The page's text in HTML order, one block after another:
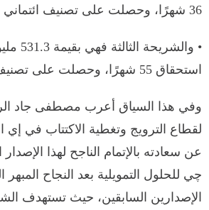
36 شهرًا، وحصلت على تصنيف ائتماني (sf) A+
•
استحقاق 55 شهرًا، وحصلت على تصنيف ائتماني (sf) A+
وفي هذا السياق أعرب مصطفى جاد
لقطاع الترويج وتغطية الاكتتاب في
عن سعادته بالإتمام الناجح لهذا
چي للحلول التمويلية بعد النجاح
الإصدارين السابقين، حيث تستهدف